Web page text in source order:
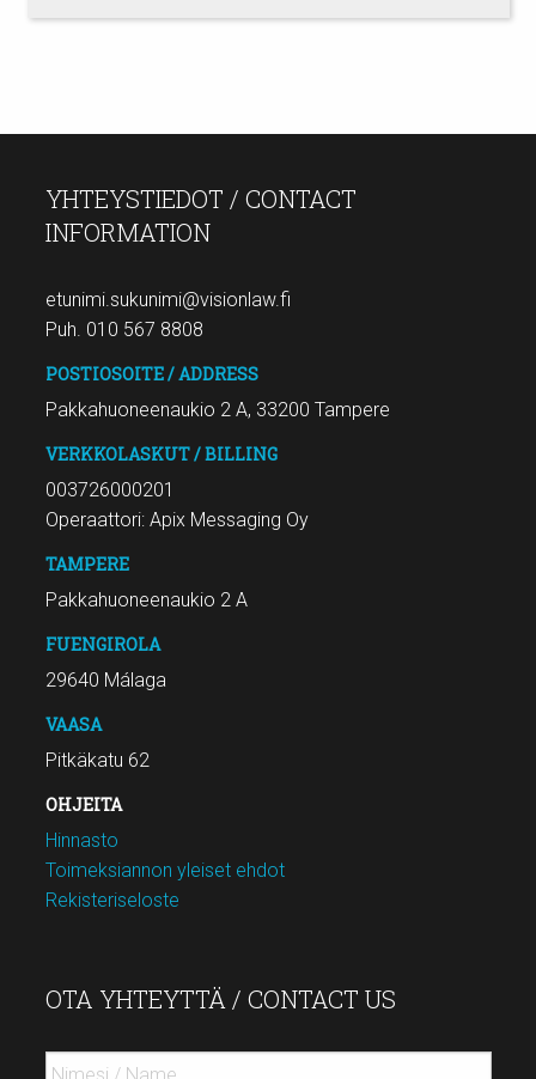
YHTEYSTIEDOT / CONTACT
INFORMATION
etunimi.sukunimi@visionlaw.fi
Puh. 010 567 8808
POSTIOSOITE / ADDRESS
Pakkahuoneenaukio 2 A, 33200 Tampere
VERKKOLASKUT / BILLING
003726000201
Operaattori: Apix Messaging Oy
TAMPERE
Pakkahuoneenaukio 2 A
FUENGIROLA
29640 Málaga
VAASA
Pitkäkatu 62
OHJEITA
Hinnasto
Toimeksiannon yleiset ehdot
Rekisteriseloste
OTA YHTEYTTÄ / CONTACT US